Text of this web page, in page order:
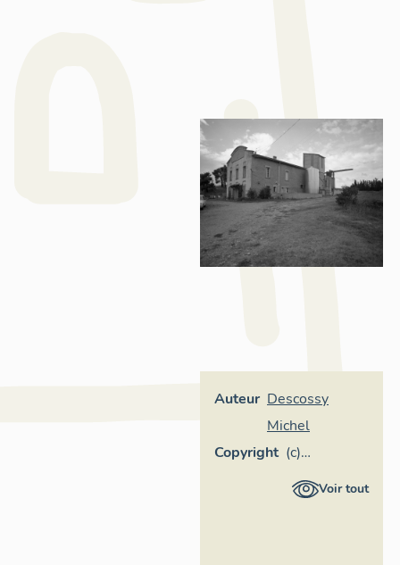
Auteur Descossy
Michel
Copyright (c)
InventaireVoir tout